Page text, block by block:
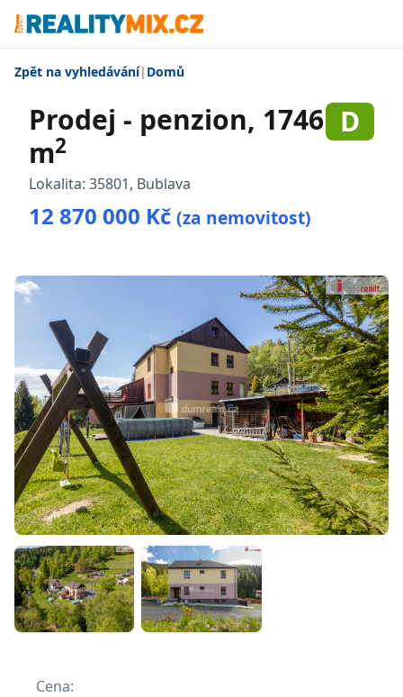
Zpět na vyhledávání| Domů
Prodej - penzion, 1746
m2
D
Lokalita: 35801, Bublava
12 870 000 Kč (za nemovitost)
Cena: